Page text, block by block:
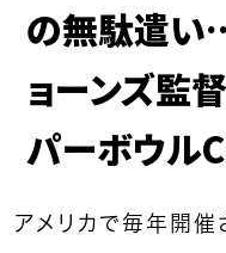
の無駄遣い
ョーンズ監
パーボウル
アメリカで毎年開催